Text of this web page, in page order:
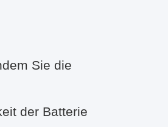
Sie die
der Batterie